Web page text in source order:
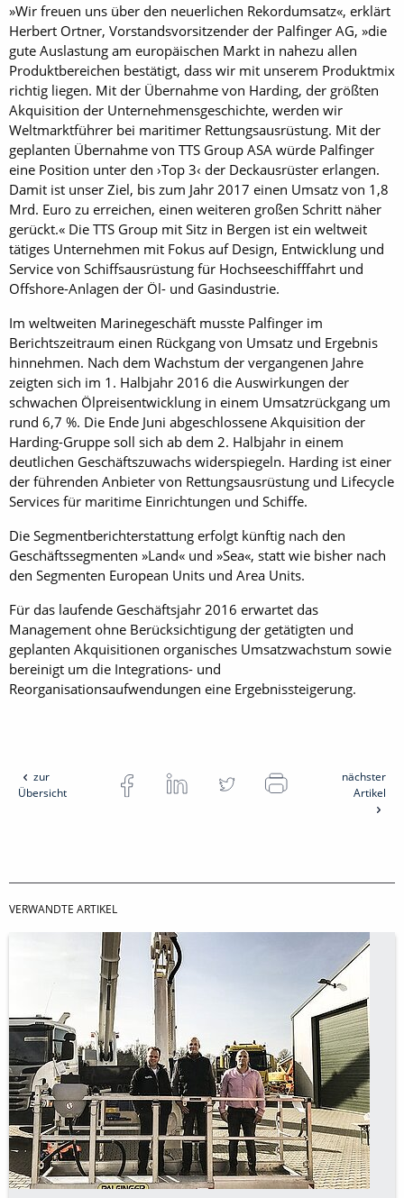
»Wir freuen uns über den neuerlichen Rekordumsatz«, erklärt
Herbert Ortner, Vorstandsvorsitzender der Palfinger AG, »die
gute Auslastung am europäischen Markt in nahezu allen
Produktbereichen bestätigt, dass wir mit unserem Produktmix
richtig liegen. Mit der Übernahme von Harding, der größten
Akquisition der Unternehmensgeschichte, werden wir
Weltmarktführer bei maritimer Rettungsausrüstung. Mit der
geplanten Übernahme von TTS Group ASA würde Palfinger
eine Position unter den ›Top 3‹ der Deckausrüster erlangen.
Damit ist unser Ziel, bis zum Jahr 2017 einen Umsatz von 1,8
Mrd. Euro zu erreichen, einen weiteren großen Schritt näher
gerückt.« Die TTS Group mit Sitz in Bergen ist ein weltweit
tätiges Unternehmen mit Fokus auf Design, Entwicklung und
Service von Schiffsausrüstung für Hochseeschifffahrt und
Offshore-Anlagen der Öl- und Gasindustrie.
Im weltweiten Marinegeschäft musste Palfinger im
Berichtszeitraum einen Rückgang von Umsatz und Ergebnis
hinnehmen. Nach dem Wachstum der vergangenen Jahre
zeigten sich im 1. Halbjahr 2016 die Auswirkungen der
schwachen Ölpreisentwicklung in ­einem Umsatzrückgang um
rund 6,7 %. Die Ende Juni abgeschlossene Akquisition der
Harding-Gruppe soll sich ab dem 2. Halbjahr in einem
deutlichen Geschäftszuwachs widerspiegeln. Harding ist einer
der führenden Anbieter von Rettungsausrüstung und Lifecycle
Services für maritime Einrichtungen und Schiffe.
Die Segmentberichterstattung erfolgt künftig nach den
Geschäftssegmenten »Land« und »Sea«, statt wie bisher nach
den Segmenten European Units und Area Units.
Für das laufende Geschäftsjahr 2016 erwartet das
Management ohne Berücksichtigung der getätigten und
geplanten Akquisitionen organisches Umsatzwachstum sowie
bereinigt um die Integrations- und
Reorganisationsaufwendungen eine Ergebnissteigerung.
zur
Übersicht
nächster
Artikel
VERWANDTE ARTIKEL